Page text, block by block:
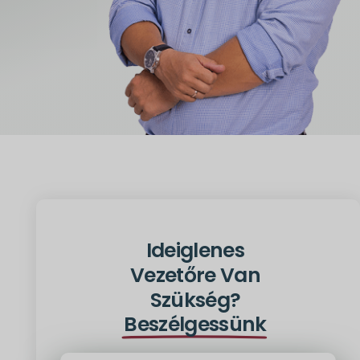
Ideiglenes
Vezetőre Van
Szükség?
Beszélgessünk